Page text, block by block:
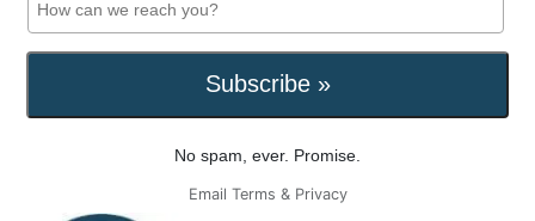
No spam, ever. Promise.
Email Terms & Privacy